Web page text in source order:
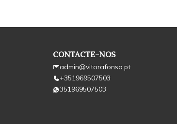
CONTACTE-NOS
admin@vitorafonso.pt
+351969507503
351969507503